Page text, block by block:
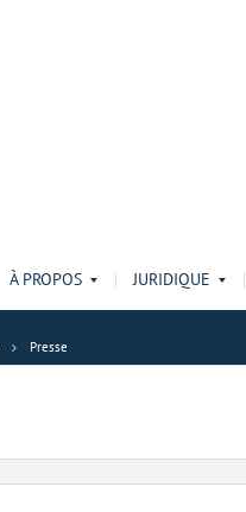
À PROPOS JURIDIQUE
Presse